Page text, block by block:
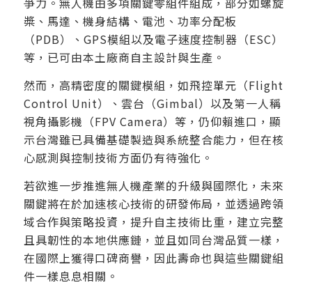
槳、馬達、機身結構、電池、功率分配板
（PDB）、GPS模組以及電子速度控制器（ESC）
等，已可由本土廠商自主設計與生產。
然而，高精密度的關鍵模組，如飛控單元（Flight
Control Unit）、雲台（Gimbal）以及第一人稱
視角攝影機（FPV Camera）等，仍仰賴進口，顯
示台灣雖已具備基礎製造與系統整合能力，但在核
心感測與控制技術方面仍有待強化。
若欲進一步推進無人機產業的升級與國際化，未來
關鍵將在於加速核心技術的研發佈局，並透過跨領
域合作與策略投資，提升自主技術比重，建立完整
且具韌性的本地供應鏈，並且如同台灣品質一樣，
在國際上獲得口碑商譽，因此壽命也與這些關鍵組
件一樣息息相關。